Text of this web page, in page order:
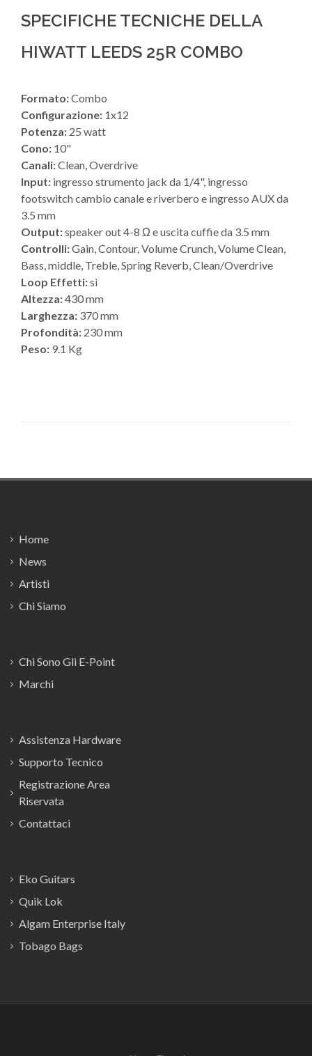
SPECIFICHE TECNICHE DELLA
HIWATT LEEDS 25R COMBO
Formato:Combo
Configurazione: 1x12
Potenza: 25 watt
Cono: 10"
Canali:Clean, Overdrive
Input: ingresso strumento jack da 1/4", ingresso
footswitch cambio canale e riverbero e ingresso AUX da
3.5 mm
Output:speaker out 4-8 Ω e uscita cuffie da 3.5 mm
Controlli:Gain, Contour, Volume Crunch, Volume Clean,
Bass, middle, Treble, Spring Reverb, Clean/Overdrive
Loop Effetti:sì
Altezza:430 mm
Larghezza: 370 mm
Profondità: 230 mm
Peso: 9.1 Kg
Home
News
Artisti
Chi Siamo
Chi Sono Gli E-Point
Marchi
Assistenza Hardware
Supporto Tecnico
Registrazione Area
Riservata
Contattaci
Eko Guitars
Quik Lok
Algam Enterprise Italy
Tobago Bags